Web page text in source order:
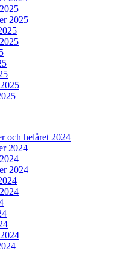
2025
och helåret 2024
2024
2024